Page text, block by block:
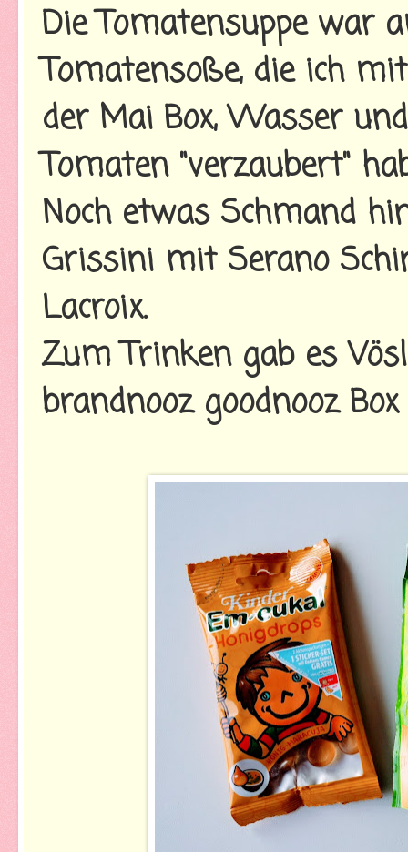
Die Tomatensuppe war
Tomatensoße, die ich
der Mai Box, Wasser
Tomaten "verzaubert"
Noch etwas Schmand
Grissini mit Serano
Lacroix.
Zum Trinken gab es
brandnooz goodnooz